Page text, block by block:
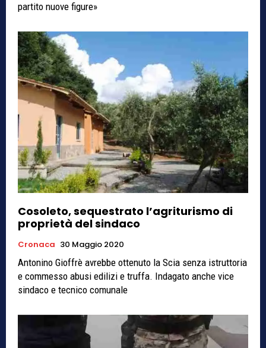
partito nuove figure»
Cosoleto, sequestrato l’agriturismo di
proprietà del sindaco
Cronaca 30 Maggio 2020
Antonino Gioffrè avrebbe ottenuto la Scia senza istruttoria
e commesso abusi edilizi e truffa. Indagato anche vice
sindaco e tecnico comunale